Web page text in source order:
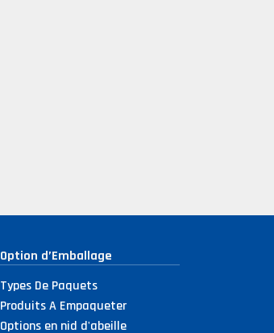
Option d’Emballage
Types De Paquets
Produits A Empaqueter
Options en nid d'abeille